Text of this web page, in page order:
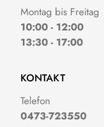
Montag bis Freitag
10:00 - 12:00
13:30 - 17:00
KONTAKT
Telefon
0473-723550